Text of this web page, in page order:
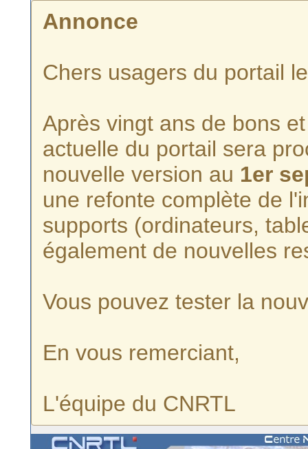
Annonce
Chers usagers du portail
Après vingt ans de bons
actuelle du portail sera
nouvelle version au 1er
une refonte complète de
supports (ordinateurs,
également de nouvelles
Vous pouvez tester la
En vous remerciant,
L'équipe du CNRTL